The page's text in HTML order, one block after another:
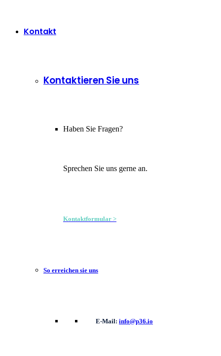
Kontakt
Kontaktieren Sie uns
Haben Sie Fragen?
Sprechen Sie uns gerne an.
Kontaktformular >
So erreichen sie uns
E-Mail: info@p36.io